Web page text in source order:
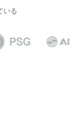
いる